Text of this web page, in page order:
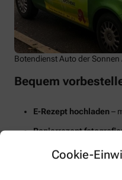
Cookie-
Botendienst Auto der Sonnen
Bequem
E-Rezept hochladen–
Papierrezept
Telefonisch bestellen –